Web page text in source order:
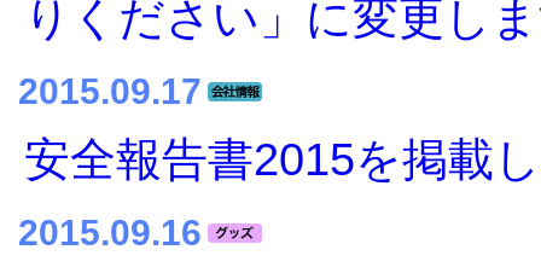
りください」に変更し
2015.09.17
安全報告書2015を掲載
2015.09.16